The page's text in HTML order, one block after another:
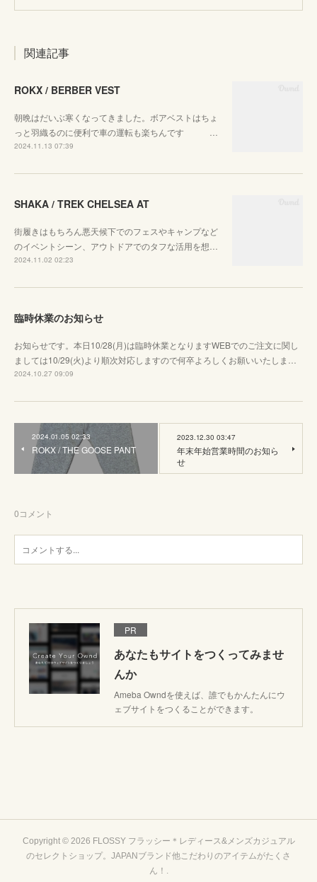
関連記事
ROKX / BERBER VEST
朝晩はだいぶ寒くなってきました。ボアベストはちょ
っと羽織るのに便利で車の運転も楽ちんです …
2024.11.13 07:39
SHAKA / TREK CHELSEA AT
街履きはもちろん悪天候下でのフェスやキャンプなど
のイベントシーン、アウトドアでのタフな活用を想…
2024.11.02 02:23
臨時休業のお知らせ
お知らせです。本日10/28(月)は臨時休業となりますWEBでのご注文に関し
ましては10/29(火)より順次対応しますので何卒よろしくお願いいたしま…
2024.10.27 09:09
2024.01.05 02:33
ROKX / THE GOOSE PANT
2023.12.30 03:47
年末年始営業時間のお知ら
せ
0コメント
PR
あなたもサイトをつくってみませ
んか
Ameba Owndを使えば、誰でもかんたんにウ
ェブサイトをつくることができます。
Copyright © 2026 FLOSSY フラッシー＊レディース&メンズカジュアル
のセレクトショップ。JAPANブランド他こだわりのアイテムがたくさ
ん！ .